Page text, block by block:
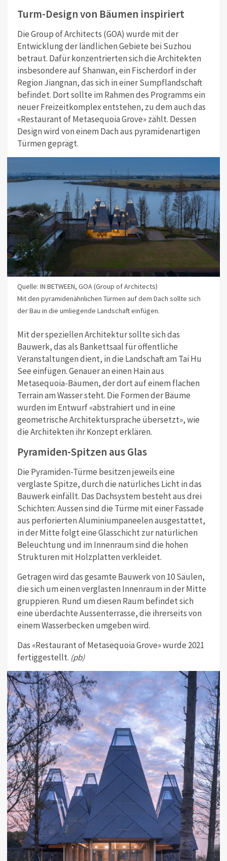
Turm-Design von Bäumen inspiriert
Die Group of Architects (GOA) wurde mit der
Entwicklung der ländlichen Gebiete bei Suzhou
betraut. Dafür konzentrierten sich die Architekten
insbesondere auf Shanwan, ein Fischerdorf in der
Region Jiangnan, das sich in einer Sumpflandschaft
befindet. Dort sollte im Rahmen des Programms ein
neuer Freizeitkomplex entstehen, zu dem auch das
«Restaurant of Metasequoia Grove» zählt. Dessen
Design wird von einem Dach aus pyramidenartigen
Türmen geprägt.
Quelle: IN BETWEEN, GOA (Group of Architects)
Mit den pyramidenähnlichen Türmen auf dem Dach sollte sich
der Bau in die umliegende Landschaft einfügen.
Mit der speziellen Architektur sollte sich das
Bauwerk, das als Bankettsaal für öffentliche
Veranstaltungen dient, in die Landschaft am Tai Hu
See einfügen. Genauer an einen Hain aus
Metasequoia-Bäumen, der dort auf einem flachen
Terrain am Wasser steht. Die Formen der Bäume
wurden im Entwurf «abstrahiert und in eine
geometrische Architektursprache übersetzt», wie
die Architekten ihr Konzept erklären.
Pyramiden-Spitzen aus Glas
Die Pyramiden-Türme besitzen jeweils eine
verglaste Spitze, durch die natürliches Licht in das
Bauwerk einfällt. Das Dachsystem besteht aus drei
Schichten: Aussen sind die Türme mit einer Fassade
aus perforierten Aluminiumpaneelen ausgestattet,
in der Mitte folgt eine Glasschicht zur natürlichen
Beleuchtung und im Innenraum sind die hohen
Strukturen mit Holzplatten verkleidet.
Getragen wird das gesamte Bauwerk von 10 Säulen,
die sich um einen verglasten Innenraum in der Mitte
gruppieren. Rund um diesen Raum befindet sich
eine überdachte Aussenterrasse, die ihrerseits von
einem Wasserbecken umgeben wird.
Das «Restaurant of Metasequoia Grove» wurde 2021
fertiggestellt. (pb)